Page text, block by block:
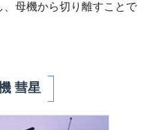
母機から切り離すことで
彗星